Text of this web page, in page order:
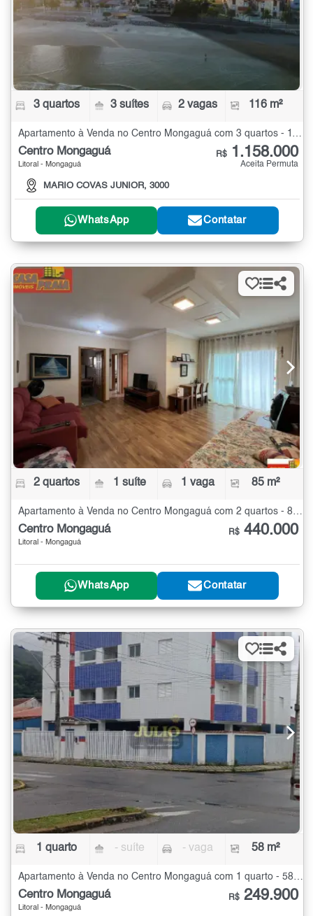
3 quartos 3 suítes 2 vagas 116 m²
Apartamento à Venda no Centro Mongaguá com 3 quartos - 116 m²
Centro Mongaguá
Litoral - Mongaguá
MARIO COVAS JUNIOR, 3000
R$ 1.158.000
Aceita Permuta
WhatsApp Contatar
2 quartos 1 suíte 1 vaga 85 m²
Centro Mongaguá
Litoral - Mongaguá
R$ 440.000
WhatsApp Contatar
1 quarto - suíte - vaga 58 m²
Apartamento à Venda no Centro Mongaguá com 1 quarto - 58 m²
Centro Mongaguá
Litoral - Mongaguá
R$ 249.900